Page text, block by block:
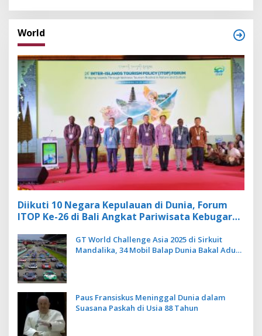
World
Diikuti 10 Negara Kepulauan di Dunia, Forum
ITOP Ke-26 di Bali Angkat Pariwisata Kebugaran
GT World Challenge Asia 2025 di Sirkuit
Mandalika, 34 Mobil Balap Dunia Bakal Adu
Paus Fransiskus Meninggal Dunia dalam
Suasana Paskah di Usia 88 Tahun